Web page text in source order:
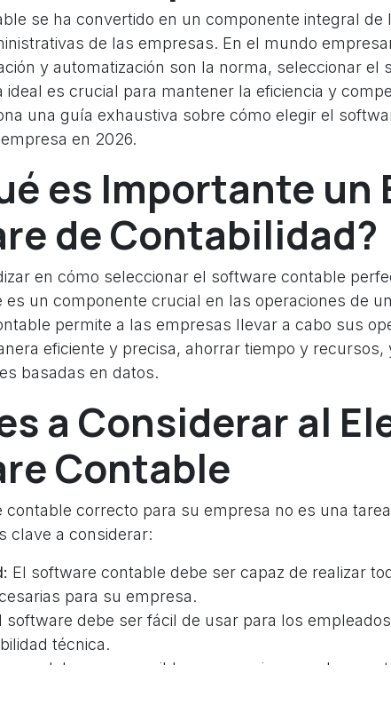
se ha convertido en un componente integral de
de las empresas. En el mundo
y automatización son la norma, seleccionar el
ideal es crucial para mantener la eficiencia y
una guía exhaustiva sobre cómo elegir el
en 2026.
es Importante un
de Contabilidad?
en cómo seleccionar el software contable
es un componente crucial en las operaciones de
permite a las empresas llevar a cabo sus
eficiente y precisa, ahorrar tiempo y recursos,
basadas en datos.
a Considerar al
Contable
contable correcto para su empresa no es una
clave a considerar:
El software contable debe ser capaz de realizar
para su empresa.
software debe ser fácil de usar para los
técnica.
debe ser asequible y proporcionar un buen